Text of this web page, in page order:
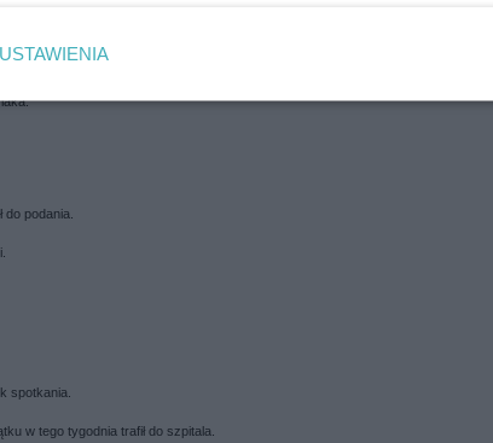
poszybowało wysoko nad bramką.
do podania.
spotkania.
w tego tygodnia trafił do szpitala.
USTAWIENIA